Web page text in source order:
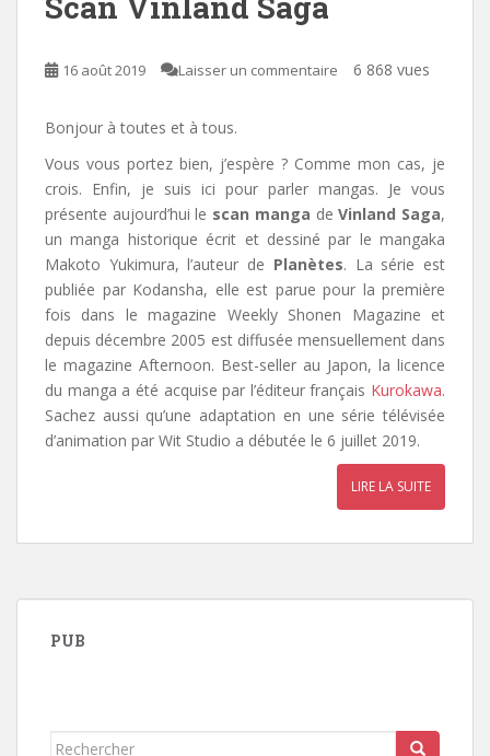
16 août 2019 Laisser un commentaire 6 868 vues
Bonjour à toutes et à tous.
Vous vous portez bien, j’espère ? Comme mon cas, je
crois. Enfin, je suis ici pour parler mangas. Je vous
présente aujourd’hui le scan manga deVinland Saga,
un manga historique écrit et dessiné par le mangaka
Makoto Yukimura, l’auteur de Planètes. La série est
publiée par Kodansha, elle est parue pour la première
fois dans le magazine Weekly Shonen Magazine et
depuis décembre 2005 est diffusée mensuellement dans
le magazine Afternoon. Best-seller au Japon, la licence
du manga a été acquise par l’éditeur français Kurokawa.
Sachez aussi qu’une adaptation en une série télévisée
d’animation par Wit Studio a débutée le 6 juillet 2019.
LIRE LA SUITE
PUB
Rechercher...